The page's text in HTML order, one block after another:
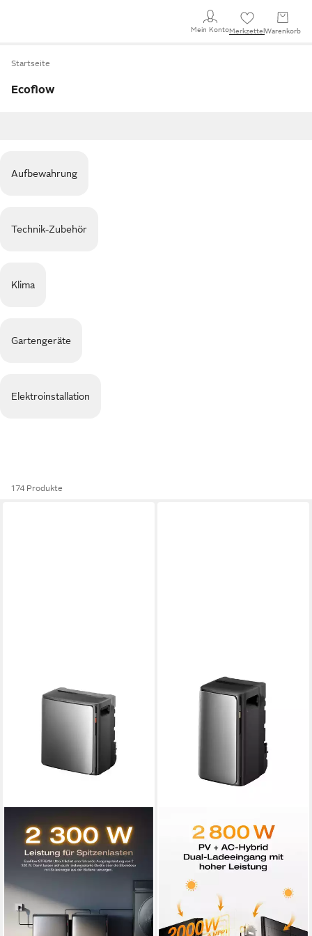
Mein KontoMerkzettel Warenkorb
Startseite
Ecoflow
Aufbewahrung
Technik-Zubehör
Klima
Gartengeräte
Elektroinstallation
174 Produkte